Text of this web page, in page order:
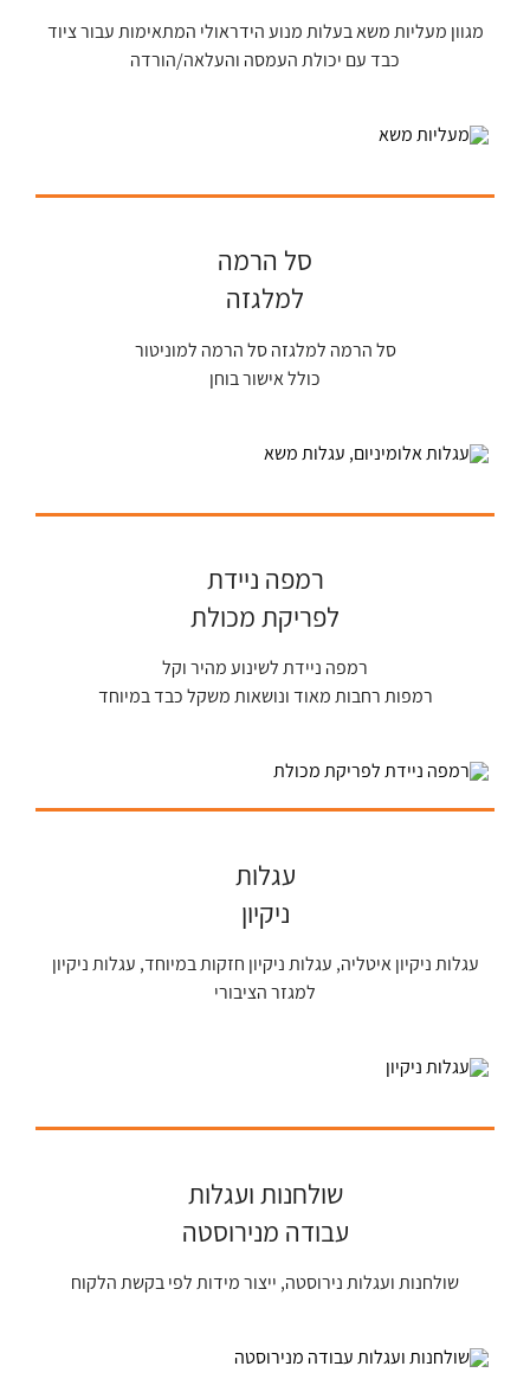
מגוון מעליות משא בעלות מנוע הידראולי המתאימות עבור ציוד
כבד עם יכולת העמסה והעלאה/הורדה
סל הרמה
למלגזה
סל הרמה למלגזה סל הרמה למוניטור
כולל אישור בוחן
רמפה ניידת
לפריקת מכולת
רמפה ניידת לשינוע מהיר וקל
רמפות רחבות מאוד ונושאות משקל כבד במיוחד
עגלות
ניקיון
עגלות ניקיון איטליה, עגלות ניקיון חזקות במיוחד, עגלות ניקיון
למגזר הציבורי
שולחנות ועגלות
עבודה מנירוסטה
שולחנות ועגלות נירוסטה, ייצור מידות לפי בקשת הלקוח